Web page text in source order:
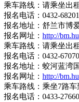
乘车路线：请乘坐出
报名电话：0432-
报名地址：舒兰市博
报名网址： http://
乘车路线：请乘坐出
报名电话：0432-
报名地址：蛟河蓝湾
报名网址： http://
乘车路线：乘坐7路车
报名电话：0433-